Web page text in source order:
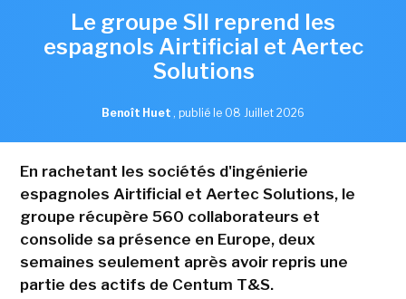
Le groupe SII reprend les
espagnols Airtificial et Aertec
Solutions
Benoît Huet , publié le 08 Juillet 2026
En rachetant les sociétés d'ingénierie
espagnoles Airtificial et Aertec Solutions, le
groupe récupère 560 collaborateurs et
consolide sa présence en Europe, deux
semaines seulement après avoir repris une
partie des actifs de Centum T&S.